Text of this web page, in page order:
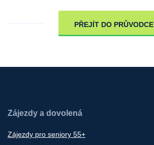
PŘEJÍT DO PRŮVODCE
Zájezdy a dovolená
Zájezdy pro seniory 55+